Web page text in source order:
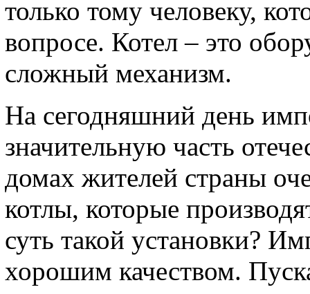
только тому человеку,
вопросе. Котел – это
сложный механизм.
На сегодняшний день
значительную часть
домах жителей страны
котлы, которые
суть такой установки?
хорошим качеством.